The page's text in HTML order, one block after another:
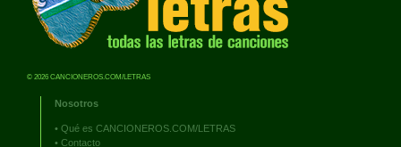
© 2026 CANCIONEROS.COM/LETRAS
Nosotros
• Qué es CANCIONEROS.COM/LETRAS
• Contacto